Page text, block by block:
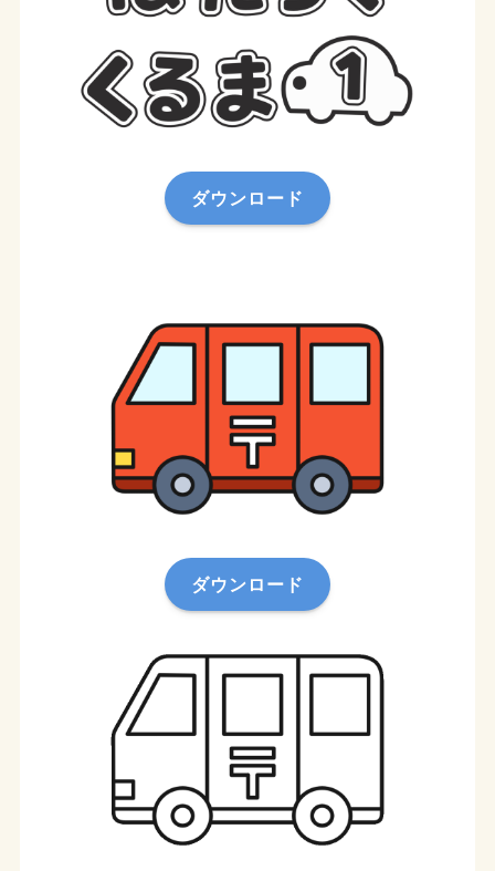
ダウンロード
ダウンロード